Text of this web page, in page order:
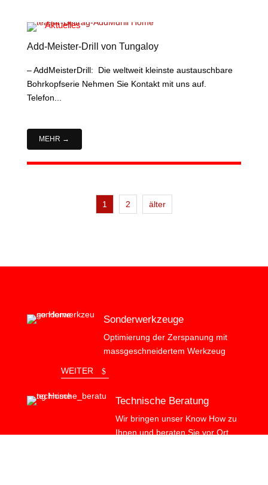
Aktuelles
Add-Meister-Drill von Tungaloy
– AddMeisterDrill: Die weltweit kleinste austauschbare
Bohrkopfserie Nehmen Sie Kontakt mit uns auf.
Telefon...
MEHR
1 2 älter
Sonderwerkzeuge
Optimierung der Zerspanung mit
massgeschneidertem Werkzeug
WEITER
Technische Beratung
Wir bringen unser Know How zu
Ihnen und beraten Sie vor Ort.